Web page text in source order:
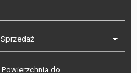
Sprzedaż